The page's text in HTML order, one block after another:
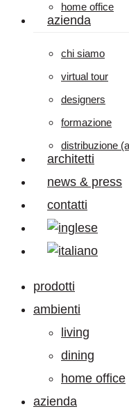
home office
azienda
chi siamo
virtual tour
designers
formazione
distribuzione
architetti
news & press
contatti
prodotti
ambienti
living
dining
home office
azienda